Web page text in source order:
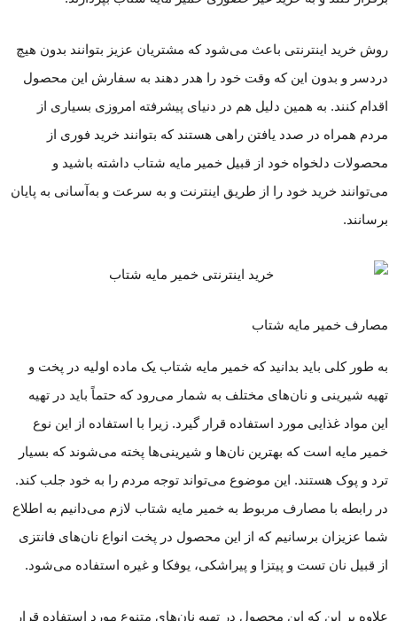
روش خرید اینترنتی باعث می‌شود که مشتریان عزیز بتوانند بدون هیچ
دردسر و بدون این که وقت خود را هدر دهند به سفارش این محصول
اقدام کنند. به همین دلیل هم در دنیای پیشرفته امروزی بسیاری از
مردم همراه در صدد یافتن راهی هستند که بتوانند خرید فوری از
محصولات دلخواه خود از قبیل خمیر مایه شتاب داشته باشید و
می‌توانند خرید خود را از طریق اینترنت و به سرعت و به‌آسانی به پایان
برسانند.
مصارف خمیر مایه شتاب
به طور کلی باید بدانید که خمیر مایه شتاب یک ماده اولیه در پخت و
تهیه شیرینی و نان‌های مختلف به شمار می‌رود که حتماً باید در تهیه
این مواد غذایی مورد استفاده قرار گیرد. زیرا با استفاده از این نوع
خمیر مایه است که بهترین نان‌ها و شیرینی‌ها پخته می‌شوند که بسیار
ترد و پوک هستند. این موضوع می‌تواند توجه مردم را به خود جلب کند.
در رابطه با مصارف مربوط به خمیر مایه شتاب لازم می‌دانیم به اطلاع
شما عزیزان برسانیم که از این محصول در پخت انواع نان‌های فانتزی
از قبیل نان تست و پیتزا و پیراشکی، یوفکا و غیره استفاده می‌شود.
علاوه بر این که این محصول در تهیه نان‌های متنوع مورد استفاده قرار